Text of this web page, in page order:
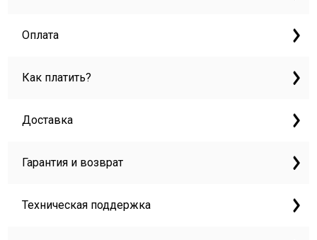
Оплата
Как платить?
Доставка
Гарантия и возврат
Техническая поддержка